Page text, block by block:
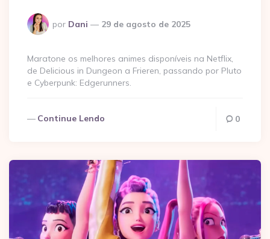
Postado
por
por Dani 29 de agosto de 2025
Maratone os melhores animes disponíveis na Netflix,
de Delicious in Dungeon a Frieren, passando por Pluto
e Cyberpunk: Edgerunners.
Continue Lendo 0